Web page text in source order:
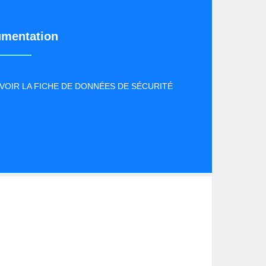
VOIR LA FICHE DE DONNÉES DE SÉCURITÉ